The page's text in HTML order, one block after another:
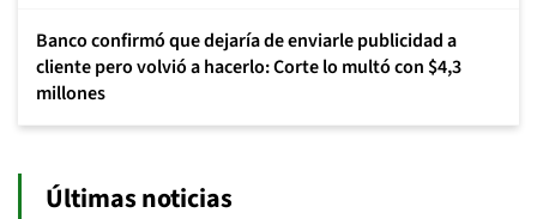
Banco confirmó que dejaría de enviarle publicidad a
cliente pero volvió a hacerlo: Corte lo multó con $4,3
millones
Últimas noticias